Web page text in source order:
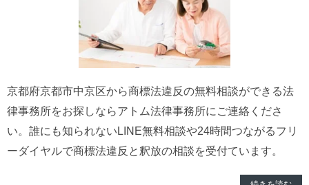
京都府京都市中京区から商標法違反の無料相談ができる法
律事務所をお探しならアトム法律事務所にご連絡くださ
い。誰にも知られないLINE無料相談や24時間つながるフリ
ーダイヤルで商標法違反と釈放の相談を受付ています。